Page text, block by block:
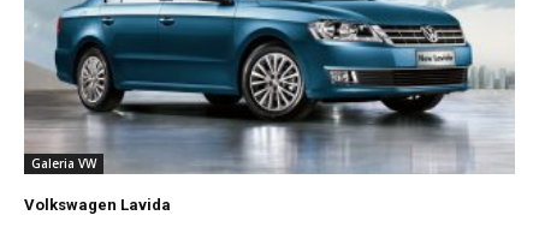
Galeria VW
Volkswagen Lavida